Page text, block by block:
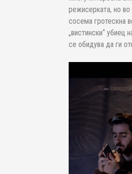
режисерката, но во
сосема гротескна
„вистински“ убиец
се обидува да ги